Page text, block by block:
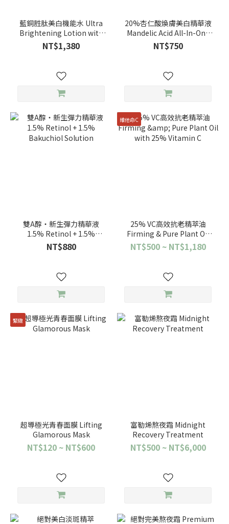
藍銅胜肽美白機能水 Ultra
Brightening Lotion with
Copper Peptides
NT$1,380
20%杏仁酸煥膚美白精華液
Mandelic Acid All-In-One
Solution
NT$750
雙A醇‧新生彈力精華液
1.5% Retinol + 1.5%
Bakuchiol Solution
NT$880
維他命C
25% VC高效抗老精萃油
Firming & Pure Plant Oil
with 25% Vitamin C
NT$500 ~ NT$1,180
緊緻
超導極光青春面膜 Lifting
Glamorous Mask
NT$120 ~ NT$600
富勒烯熬夜霜 Midnight
Recovery Treatment
NT$500 ~ NT$6,000